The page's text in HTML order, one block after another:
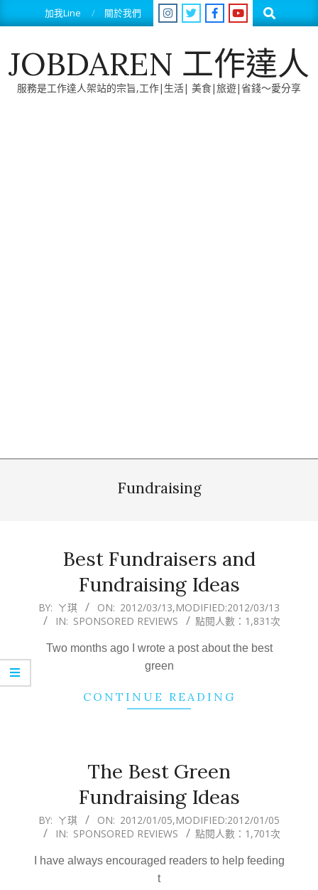
to
加我Line 關於我們 Search
JOBDAREN 工作達人
服務是工作達人架站的宗旨,工作|生活| 美食|旅遊|省錢～愛分享
Fundraising
Best Fundraisers and
Fundraising Ideas
2012-
03-
BY: ㄚ琪 ON: 2012/03/13,MODIFIED:2012/03/13
IN: SPONSORED REVIEWS 點閱人數：1,831次
Two months ago I wrote a post about the best
green
CONTINUE READING
The Best Green
Fundraising Ideas
2012-
01-
05
BY: ㄚ琪 ON: 2012/01/05,MODIFIED:2012/01/05
IN: SPONSORED REVIEWS 點閱人數：1,701次
I have always encouraged readers to help feeding
t